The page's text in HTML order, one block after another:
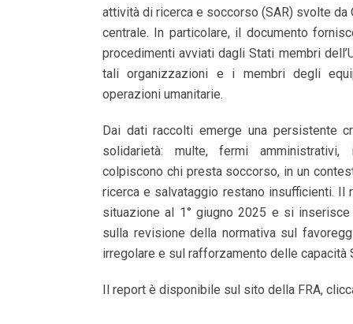
attività di ricerca e soccorso (SAR) svolte da
centrale. In particolare, il documento
procedimenti avviati dagli Stati membri
tali organizzazioni e i membri degli
operazioni umanitarie.
Dai dati raccolti emerge una persistente
solidarietà: multe, fermi
colpiscono chi presta soccorso, in un
ricerca e salvataggio restano insufficienti. Il
situazione al 1° giugno 2025 e si
sulla revisione della normativa sul
irregolare e sul rafforzamento delle capacità
Il report è disponibile sul sito della FRA,